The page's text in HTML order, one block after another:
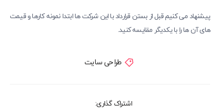
پیشنهاد می کنیم قبل از بستن قرارداد با این شرکت ها ابتدا نمونه کارها و قیمت
های آن ها را با یکدیگر مقایسه کنید.
طراحی سایت
اشتراک گذاری: